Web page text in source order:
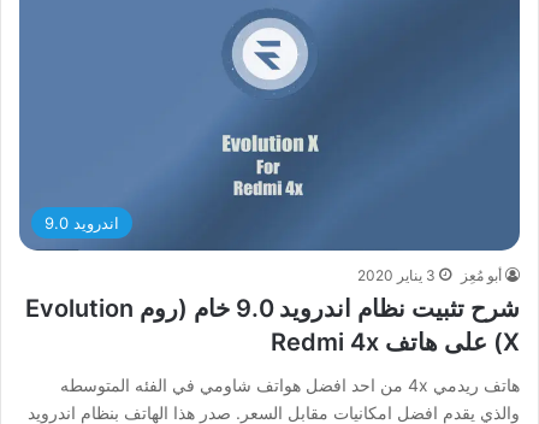
اندرويد 9.0
أبو مُعِز 3 يناير 2020
شرح تثبيت نظام اندرويد 9.0 خام (روم Evolution
X) على هاتف Redmi 4x
هاتف ريدمي 4x من احد افضل هواتف شاومي في الفئه المتوسطه
والذي يقدم افضل امكانيات مقابل السعر. صدر هذا الهاتف بنظام اندرويد